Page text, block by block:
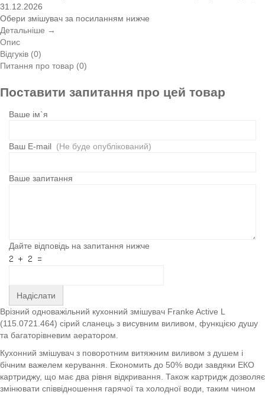
31.12.2026
Обери змішувач за посиланням нижче
Детальніше →
Опис
Відгуків (0)
Питання про товар (0)
Поставити запитання про цей товар
Ваше ім`я
Ваш E-mail (Не буде опублікований)
Ваше запитання
Дайте відповідь на запитання нижче
Надіслати
Врізний одноважільний кухонний змішувач Franke Active L
(115.0721.464) сірий сланець з висувним виливом, функцією душу
та багаторівневим аератором.
Кухонний змішувач з поворотним витяжним виливом з душем і
бічним важелем керування. Економить до 50% води завдяки ЕКО
картриджу, що має два рівня відкривання. Також картридж дозволяє
змінювати співвідношення гарячої та холодної води, таким чином